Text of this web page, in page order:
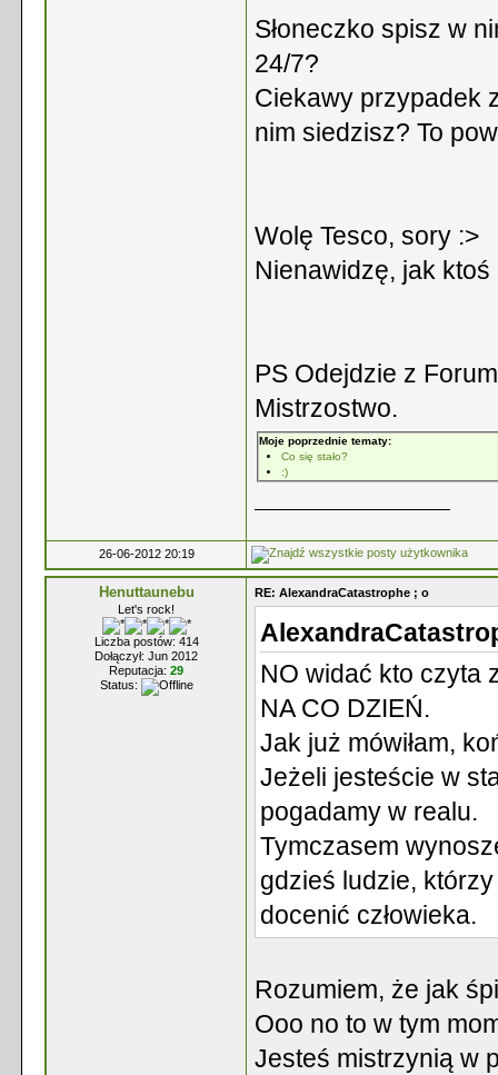
Słoneczko spisz w
24/7?
Ciekawy przypadek
nim siedzisz? To
Wolę Tesco, sory :>
Nienawidzę, jak ktoś
PS Odejdzie z
Mistrzostwo.
Moje poprzednie tematy:
Co się stało?
:)
26-06-2012 20:19
Henuttaunebu
Let's rock!
Liczba postów: 414
Dołączył: Jun 2012
Reputacja: 29
Status:
RE: AlexandraCatastrophe ; o
NO widać kto czyta
NA CO DZIEŃ.
Jak już mówiłam,
Jeżeli jesteście w
pogadamy w realu.
Tymczasem
gdzieś ludzie,
docenić człowieka.
Rozumiem, że jak
Ooo no to w tym
Jesteś mistrzynią w